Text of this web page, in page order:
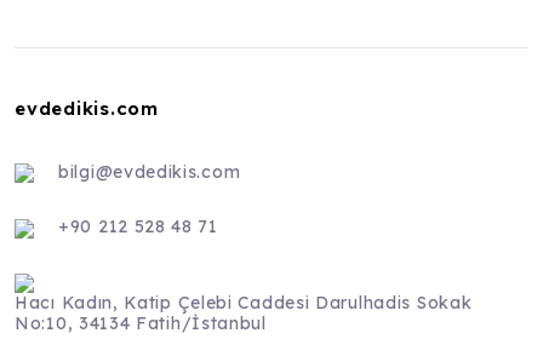
evdedikis.com
bilgi@evdedikis.com
+90 212 528 48 71
Hacı Kadın, Katip Çelebi Caddesi Darulhadis Sokak
No:10, 34134 Fatih/İstanbul